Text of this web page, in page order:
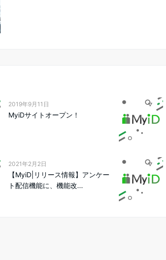
2019年9月11日
MyiDサイトオープン！
2021年2月2日
【MyiD|リリース情報】アンケー
ト配信機能に、機能改...